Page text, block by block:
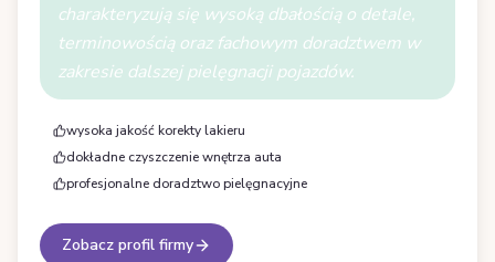
charakteryzują się wysoką dbałością o detale,
terminowością oraz fachowym doradztwem w
zakresie dalszej pielęgnacji pojazdów.
wysoka jakość korekty lakieru
dokładne czyszczenie wnętrza auta
profesjonalne doradztwo pielęgnacyjne
Zobacz profil firmy